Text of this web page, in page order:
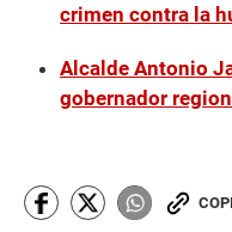
crimen contra la
Alcalde Antonio
gobernador